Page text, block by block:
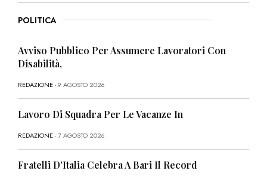
POLITICA
Avviso Pubblico Per Assumere Lavoratori Con
Disabilità,
REDAZIONE- 9 AGOSTO 2026
Lavoro Di Squadra Per Le Vacanze In
REDAZIONE- 7 AGOSTO 2026
Fratelli D’Italia Celebra A Bari Il Record